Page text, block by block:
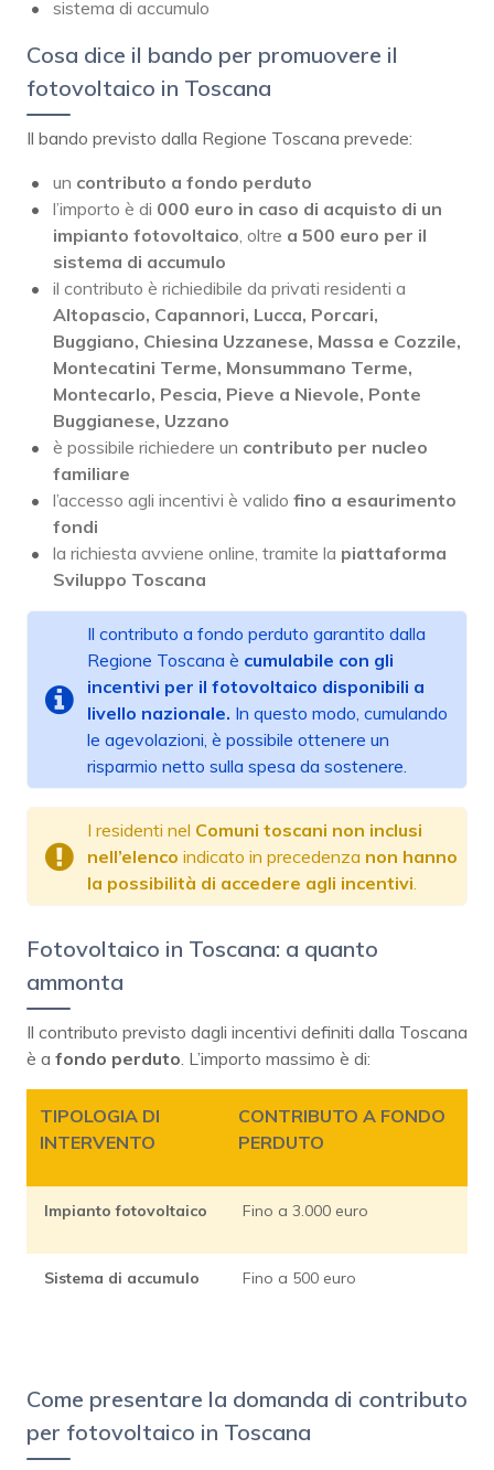
sistema di accumulo
Cosa dice il bando per promuovere il
fotovoltaico in Toscana
Il bando previsto dalla Regione Toscana prevede:
un contributo a fondo perduto
l’importo è di 000 euro in caso di acquisto di un
impianto fotovoltaico, oltre a 500 euro per il
sistema di accumulo
il contributo è richiedibile da privati residenti a
Altopascio, Capannori, Lucca, Porcari,
Buggiano, Chiesina Uzzanese, Massa e Cozzile,
Montecatini Terme, Monsummano Terme,
Montecarlo, Pescia, Pieve a Nievole, Ponte
Buggianese, Uzzano
è possibile richiedere un contributo per nucleo
familiare
l’accesso agli incentivi è valido fino a esaurimento
fondi
la richiesta avviene online, tramite la piattaforma
Sviluppo Toscana
Il contributo a fondo perduto garantito dalla
Regione Toscana è cumulabile con gli
incentivi per il fotovoltaico disponibili a
livello nazionale. In questo modo, cumulando
le agevolazioni, è possibile ottenere un
risparmio netto sulla spesa da sostenere.
I residenti nel Comuni toscani non inclusi
nell’elenco indicato in precedenza non hanno
la possibilità di accedere agli incentivi.
Fotovoltaico in Toscana: a quanto
ammonta
Il contributo previsto dagli incentivi definiti dalla Toscana
è a fondo perduto. L’importo massimo è di:
TIPOLOGIA DI
INTERVENTO
CONTRIBUTO A FONDO
PERDUTO
Impianto fotovoltaico Fino a 3.000 euro
Sistema di accumulo Fino a 500 euro
Come presentare la domanda di contributo
per fotovoltaico in Toscana